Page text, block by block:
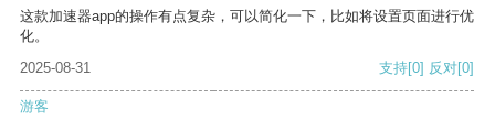
这款加速器app的操作有点复杂，可以简化一下，比如将设置页面进行优
化。
2025-08-31
支持[0] 反对[0]
游客